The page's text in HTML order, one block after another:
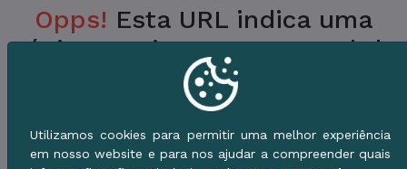
Opps! Esta URL indica uma
Página Inexistente no Portal da
Prefeitura.
Verifique a URL ou vá para o Início e use o
Menu de Serviços.
Utilizamos cookies para permitir uma melhor experiência
em nosso website e para nos ajudar a compreender quais